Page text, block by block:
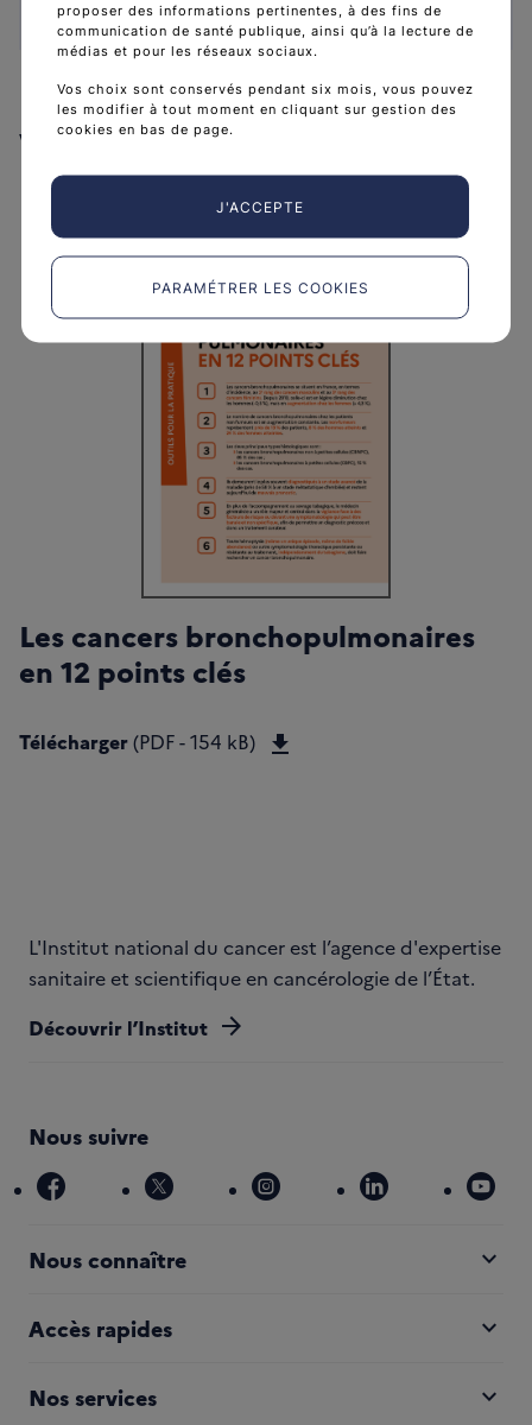
Langue :Français
Voir aussi
Les cancers bronchopulmonaires
en 12 points clés
Télécharger(PDF - 154 kB)
L'Institut national du cancer est l’agence d'expertise
sanitaire et scientifique en cancérologie de l’État.
Découvrir l’Institut arrow_forward
Nous suivre
facebook x instagram linkedin
Nous connaître expand_more
Accès rapides expand_more
Nos services expand_more
proposer des informations pertinentes, à des fins de
communication de santé publique, ainsi qu’à la lecture de
médias et pour les réseaux sociaux.
Vos choix sont conservés pendant six mois, vous pouvez
les modifier à tout moment en cliquant sur gestion des
cookies en bas de page.
J'ACCEPTE
PARAMÉTRER LES COOKIES